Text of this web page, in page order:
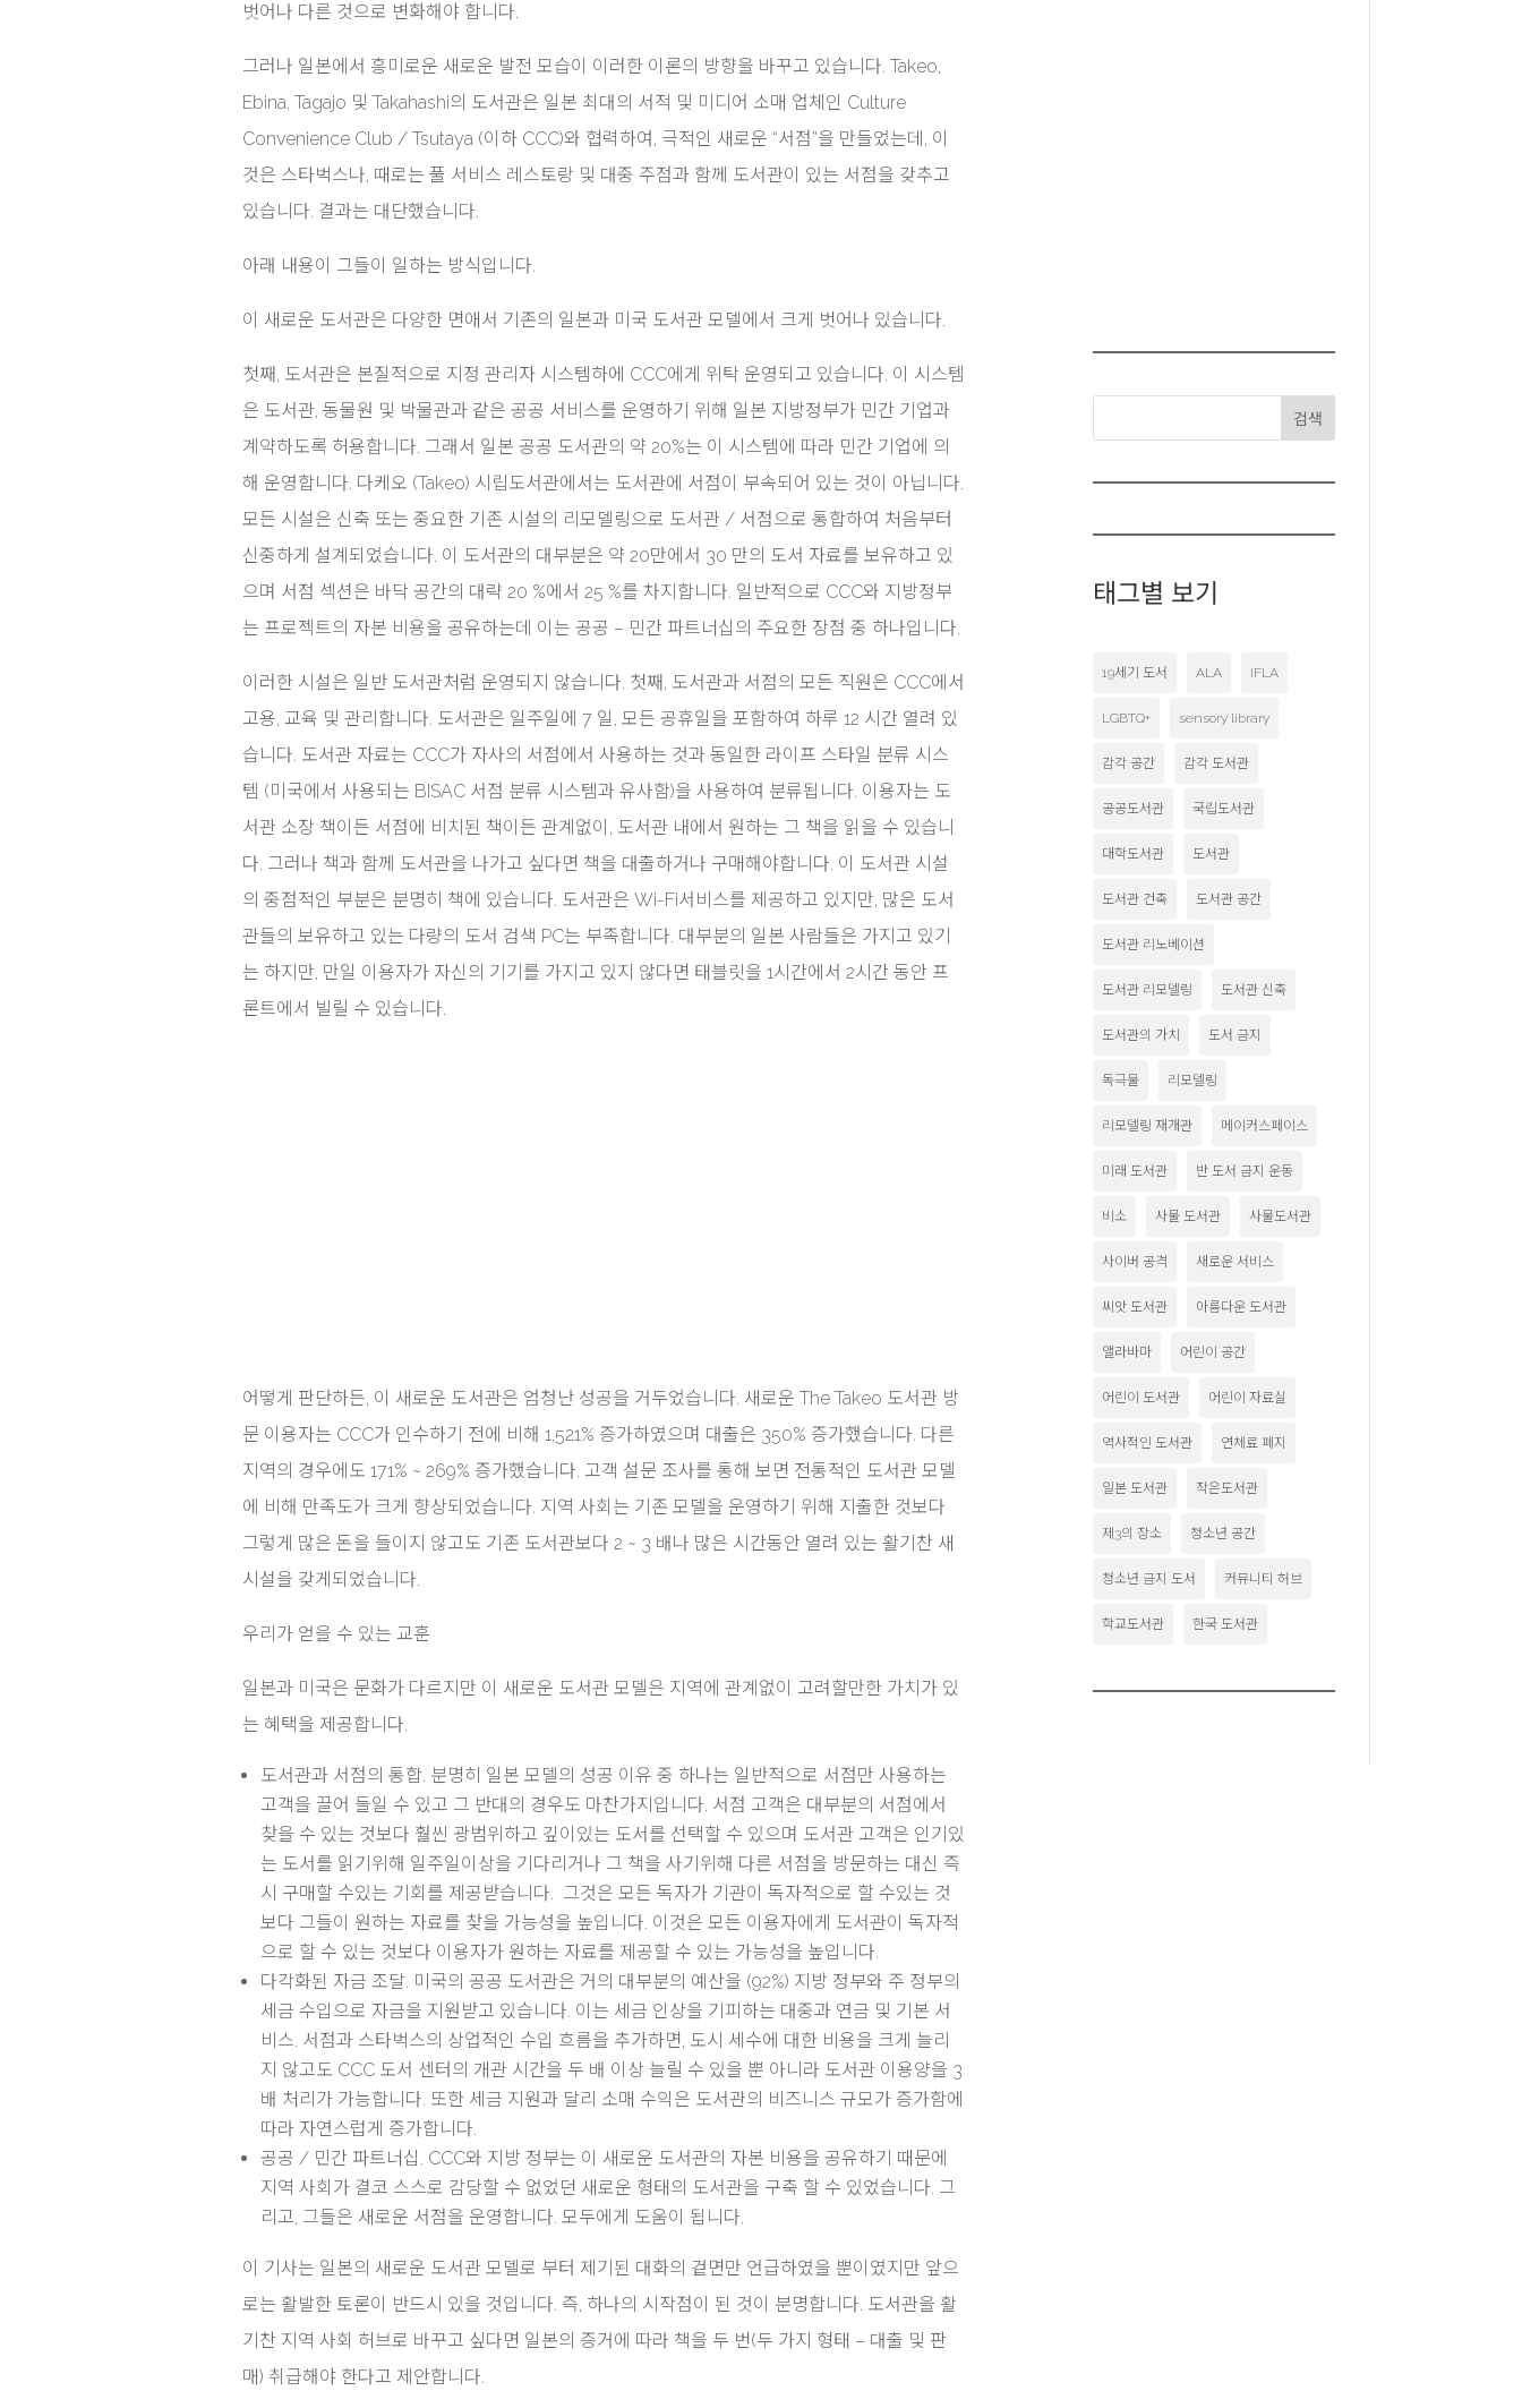
벗어나 다른 것으로 변화해야 합니다.
그러나 일본에서 흥미로운 새로운 발전 모습이 이러한 이론의 방향을 바꾸고 있습니다. Takeo,
Ebina, Tagajo 및 Takahashi의 도서관은 일본 최대의 서적 및 미디어 소매 업체인 Culture
Convenience Club / Tsutaya (이하 CCC)와 협력하여, 극적인 새로운 “서점”을 만들었는데, 이
것은 스타벅스나, 때로는 풀 서비스 레스토랑 및 대중 주점과 함께 도서관이 있는 서점을 갖추고
있습니다. 결과는 대단했습니다.
아래 내용이 그들이 일하는 방식입니다.
이 새로운 도서관은 다양한 면애서 기존의 일본과 미국 도서관 모델에서 크게 벗어나 있습니다.
첫째, 도서관은 본질적으로 지정 관리자 시스템하에 CCC에게 위탁 운영되고 있습니다. 이 시스템
은 도서관, 동물원 및 박물관과 같은 공공 서비스를 운영하기 위해 일본 지방정부가 민간 기업과
계약하도록 허용합니다. 그래서 일본 공공 도서관의 약 20%는 이 시스템에 따라 민간 기업에 의
해 운영합니다. 다케오 (Takeo) 시립도서관에서는 도서관에 서점이 부속되어 있는 것이 아닙니다.
모든 시설은 신축 또는 중요한 기존 시설의 리모델링으로 도서관 / 서점으로 통합하여 처음부터
신중하게 설계되었습니다. 이 도서관의 대부분은 약 20만에서 30 만의 도서 자료를 보유하고 있
으며 서점 섹션은 바닥 공간의 대략 20 %에서 25 %를 차지합니다. 일반적으로 CCC와 지방정부
는 프로젝트의 자본 비용을 공유하는데 이는 공공 – 민간 파트너십의 주요한 장점 중 하나입니다.
이러한 시설은 일반 도서관처럼 운영되지 않습니다. 첫째, 도서관과 서점의 모든 직원은 CCC에서
고용, 교육 및 관리합니다. 도서관은 일주일에 7 일, 모든 공휴일을 포함하여 하루 12 시간 열려 있
습니다. 도서관 자료는 CCC가 자사의 서점에서 사용하는 것과 동일한 라이프 스타일 분류 시스
템 (미국에서 사용되는 BISAC 서점 분류 시스템과 유사함)을 사용하여 분류됩니다. 이용자는 도
서관 소장 책이든 서점에 비치된 책이든 관계없이, 도서관 내에서 원하는 그 책을 읽을 수 있습니
다. 그러나 책과 함께 도서관을 나가고 싶다면 책을 대출하거나 구매해야합니다. 이 도서관 시설
의 중점적인 부분은 분명히 책에 있습니다. 도서관은 Wi-Fi서비스를 제공하고 있지만, 많은 도서
관들의 보유하고 있는 다량의 도서 검색 PC는 부족합니다. 대부분의 일본 사람들은 가지고 있기
는 하지만, 만일 이용자가 자신의 기기를 가지고 있지 않다면 태블릿을 1시간에서 2시간 동안 프
론트에서 빌릴 수 있습니다.
어떻게 판단하든, 이 새로운 도서관은 엄청난 성공을 거두었습니다. 새로운 The Takeo 도서관 방
문 이용자는 CCC가 인수하기 전에 비해 1,521% 증가하였으며 대출은 350% 증가했습니다. 다른
지역의 경우에도 171% ~ 269% 증가했습니다. 고객 설문 조사를 통해 보면 전통적인 도서관 모델
에 비해 만족도가 크게 향상되었습니다. 지역 사회는 기존 모델을 운영하기 위해 지출한 것보다
그렇게 많은 돈을 들이지 않고도 기존 도서관보다 2 ~ 3 배나 많은 시간동안 열려 있는 활기찬 새
시설을 갖게되었습니다.
우리가 얻을 수 있는 교훈
일본과 미국은 문화가 다르지만 이 새로운 도서관 모델은 지역에 관계없이 고려할만한 가치가 있
는 혜택을 제공합니다.
도서관과 서점의 통합. 분명히 일본 모델의 성공 이유 중 하나는 일반적으로 서점만 사용하는
고객을 끌어 들일 수 있고 그 반대의 경우도 마찬가지입니다. 서점 고객은 대부분의 서점에서
찾을 수 있는 것보다 훨씬 광범위하고 깊이있는 도서를 선택할 수 있으며 도서관 고객은 인기있
는 도서를 읽기위해 일주일이상을 기다리거나 그 책을 사기위해 다른 서점을 방문하는 대신 즉
시 구매할 수있는 기회를 제공받습니다. 그것은 모든 독자가 기관이 독자적으로 할 수있는 것
보다 그들이 원하는 자료를 찾을 가능성을 높입니다. 이것은 모든 이용자에게 도서관이 독자적
으로 할 수 있는 것보다 이용자가 원하는 자료를 제공할 수 있는 가능성을 높입니다.
다각화된 자금 조달. 미국의 공공 도서관은 거의 대부분의 예산을 (92%) 지방 정부와 주 정부의
세금 수입으로 자금을 지원받고 있습니다. 이는 세금 인상을 기피하는 대중과 연금 및 기본 서
비스. 서점과 스타벅스의 상업적인 수입 흐름을 추가하면, 도시 세수에 대한 비용을 크게 늘리
지 않고도 CCC 도서 센터의 개관 시간을 두 배 이상 늘릴 수 있을 뿐 아니라 도서관 이용양을 3
배 처리가 가능합니다. 또한 세금 지원과 달리 소매 수익은 도서관의 비즈니스 규모가 증가함에
따라 자연스럽게 증가합니다.
공공 / 민간 파트너십. CCC와 지방 정부는 이 새로운 도서관의 자본 비용을 공유하기 때문에
지역 사회가 결코 스스로 감당할 수 없었던 새로운 형태의 도서관을 구축 할 수 있었습니다. 그
리고, 그들은 새로운 서점을 운영합니다. 모두에게 도움이 됩니다.
이 기사는 일본의 새로운 도서관 모델로 부터 제기된 대화의 겉면만 언급하였을 뿐이였지만 앞으
로는 활발한 토론이 반드시 있을 것입니다. 즉, 하나의 시작점이 된 것이 분명합니다. 도서관을 활
기찬 지역 사회 허브로 바꾸고 싶다면 일본의 증거에 따라 책을 두 번(두 가지 형태 – 대출 및 판
매) 취급해야 한다고 제안합니다.
검색
태그별 보기
19세기 도서 ALA IFLA
LGBTQ+ sensory library
감각 공간 감각 도서관
공공도서관 국립도서관
대학도서관 도서관
도서관 건축 도서관 공간
도서관 리노베이션
도서관 리모델링 도서관 신축
도서관의 가치 도서 금지
독극물 리모델링
리모델링 재개관 메이커스페이스
미래 도서관 반 도서 금지 운동
비소 사물 도서관 사물도서관
사이버 공격 새로운 서비스
씨앗 도서관 아름다운 도서관
앨라바마 어린이 공간
어린이 도서관 어린이 자료실
역사적인 도서관 연체료 폐지
일본 도서관 작은도서관
제3의 장소 청소년 공간
청소년 금지 도서 커뮤니티 허브
학교도서관 한국 도서관